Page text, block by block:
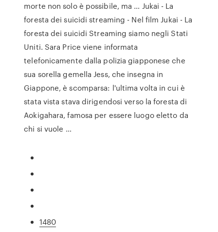
morte non solo è possibile, ma … Jukai - La
foresta dei suicidi streaming - Nel film Jukai - La
foresta dei suicidi Streaming siamo negli Stati
Uniti. Sara Price viene informata
telefonicamente dalla polizia giapponese che
sua sorella gemella Jess, che insegna in
Giappone, è scomparsa: l'ultima volta in cui è
stata vista stava dirigendosi verso la foresta di
Aokigahara, famosa per essere luogo eletto da
chi si vuole …
1480